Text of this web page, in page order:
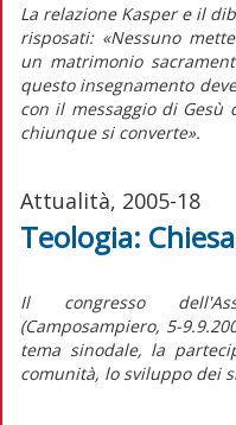
La relazione Kasper e il
risposati: «Nessuno
un matrimonio
questo insegnamento
con il messaggio di Gesù
chiunque si converte».
Attualità, 2005-18
Teologia:
Il congresso
(Camposampiero, 5-
tema sinodale, la
comunità, lo sviluppo dei